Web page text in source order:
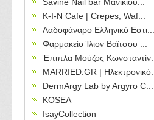
Κ-Ι-Ν Cafe | Crepes, Waf...
Λαδοφάναρο Ελληνικό Εστι...
Φαρμακείο Ίλιον Βαϊτσου ...
Έπιπλα Μούζος Κωνσταντίν...
MARRIED.GR | Ηλεκτρονικό...
DermArgy Lab by Argyro C...
KOSEA
IsayCollection